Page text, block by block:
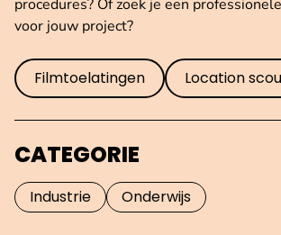
procedures? Of zoek je een
voor jouw project?
Filmtoelatingen Location
CATEGORIE
Industrie Onderwijs